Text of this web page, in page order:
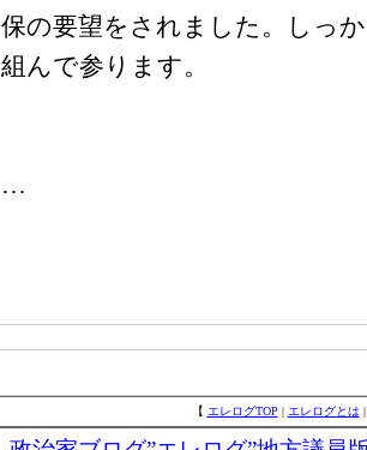
保の要望をされました。しっ
組んで参ります。
…
【 エレログTOP | エレログとは